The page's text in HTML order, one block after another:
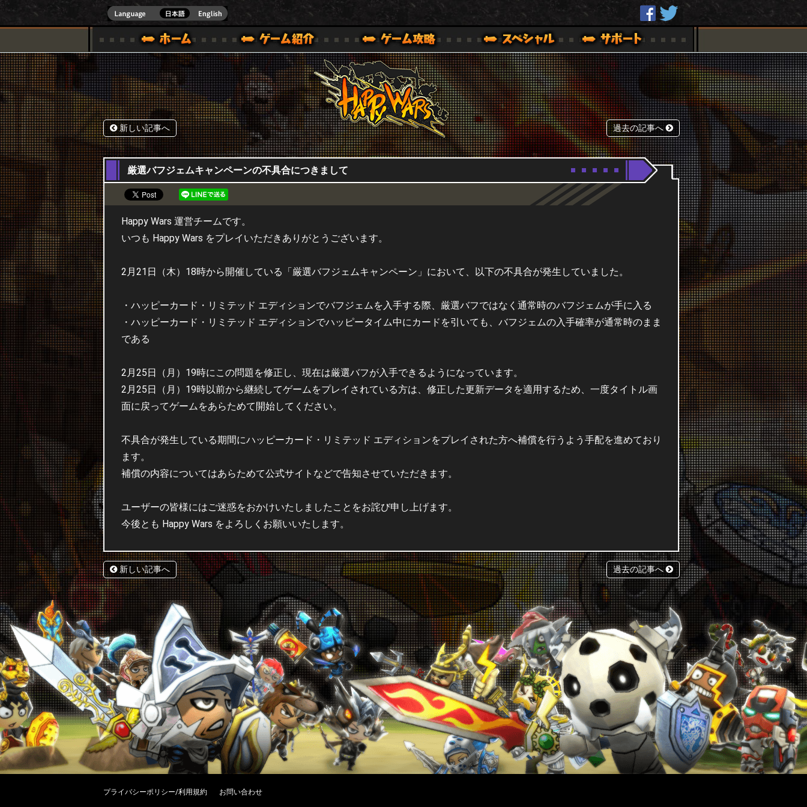
HappyWars
)公式サイト [ XBOX 360,XBOX ONE VER.]
ゲームガイド
スペシャル｜HAPPY WARS(ハッピーウォーズ)公式サイト [ XBOX 360,XBOX ONE VER.]
サポート | HAPPY WARS(ハッピーウォーズ)公式サイト [ XBOX 360,XBOX ONE VER.]
新しい記事へ 過去の記事へ
25,02,2019
厳選バフジェムキャンペーンの不具合につきまして
Happy Wars 運営チームです。
いつも Happy Wars をプレイいただきありがとうございます。
2月21日（木）18時から開催している「厳選バフジェムキャンペーン」において、以下の不具合が発生していました。
・ハッピーカード・リミテッド エディションでバフジェムを入手する際、厳選バフではなく通常時のバフジェムが手に入る
・ハッピーカード・リミテッド エディションでハッピータイム中にカードを引いても、バフジェムの入手確率が通常時のまま
である
2月25日（月）19時にこの問題を修正し、現在は厳選バフが入手できるようになっています。
2月25日（月）19時以前から継続してゲームをプレイされている方は、修正した更新データを適用するため、一度タイトル画
面に戻ってゲームをあらためて開始してください。
不具合が発生している期間にハッピーカード・リミテッド エディションをプレイされた方へ補償を行うよう手配を進めており
ます。
補償の内容についてはあらためて公式サイトなどで告知させていただきます。
ユーザーの皆様にはご迷惑をおかけいたしましたことをお詫び申し上げます。
今後とも Happy Wars をよろしくお願いいたします。
新しい記事へ 過去の記事へ
プライバシーポリシー/利用規約 お問い合わせ